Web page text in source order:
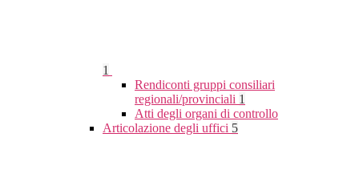
1
Rendiconti gruppi consiliari
regionali/provinciali 1
Atti degli organi di controllo
Articolazione degli uffici 5